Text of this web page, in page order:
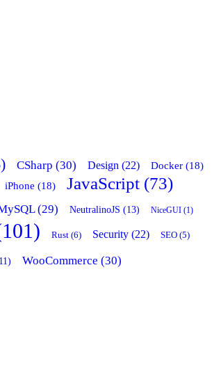
CSharp (30) Design (22) Docker (18)
iPhone (18) JavaScript (73)
(29) NeutralinoJS (13) NiceGUI (1)
Rust (6) Security (22) SEO (5)
WooCommerce (30)